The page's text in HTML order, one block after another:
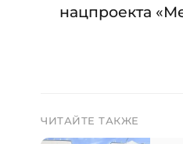
нацпроекта
ЧИТАЙТЕ ТАКЖЕ